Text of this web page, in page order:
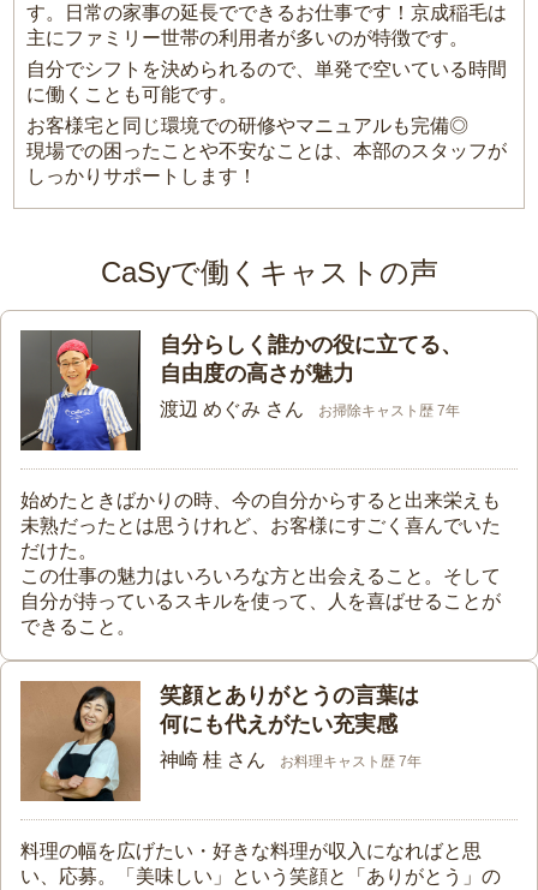
す。日常の家事の延長でできるお仕事です！京成稲毛は
主にファミリー世帯の利用者が多いのが特徴です。
自分でシフトを決められるので、単発で空いている時間
に働くことも可能です。
お客様宅と同じ環境での研修やマニュアルも完備◎
現場での困ったことや不安なことは、本部のスタッフが
しっかりサポートします！
CaSyで働くキャストの声
自分らしく誰かの役に立てる、
自由度の高さが魅力
渡辺 めぐみ さん お掃除キャスト歴 7年
始めたときばかりの時、今の自分からすると出来栄えも
未熟だったとは思うけれど、お客様にすごく喜んでいた
だけた。
この仕事の魅力はいろいろな方と出会えること。そして
自分が持っているスキルを使って、人を喜ばせることが
できること。
笑顔とありがとうの言葉は
何にも代えがたい充実感
神崎 桂 さん お料理キャスト歴 7年
料理の幅を広げたい・好きな料理が収入になればと思
い、応募。「美味しい」という笑顔と「ありがとう」の